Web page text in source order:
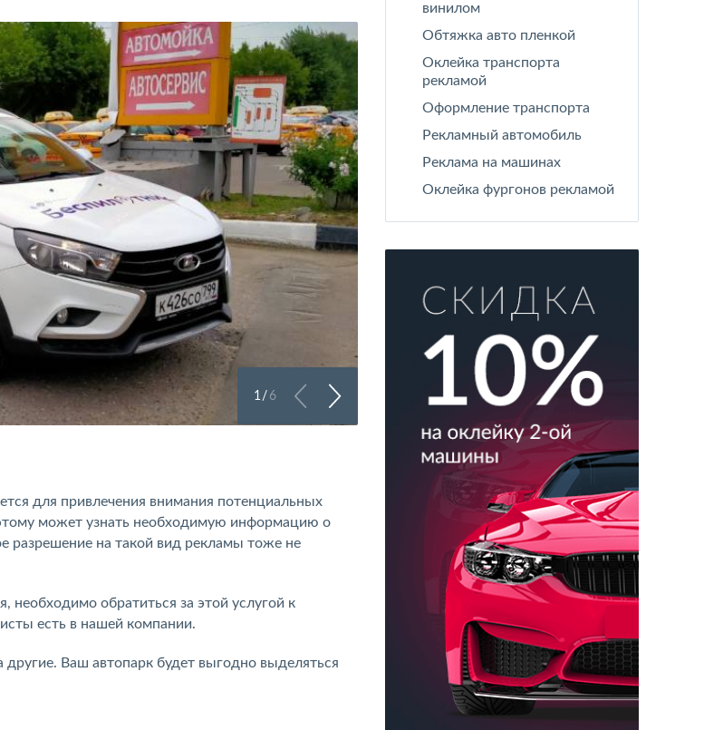
Перетяжка авто пленкой
1/6
для привлечения внимания потенциальных
может узнать необходимую информацию о
разрешение на такой вид рекламы тоже не
необходимо обратиться за этой услугой к
есть в нашей компании.
Ваш автопарк будет выгодно выделяться
винилом
Обтяжка авто пленкой
Оклейка транспорта
рекламой
Оформление транспорта
Рекламный автомобиль
Реклама на машинах
Оклейка фургонов рекламой